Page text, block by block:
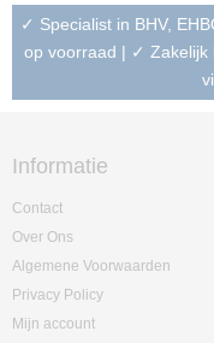
✓ Specialist in BHV,
op voorraad | ✓ Zakelijk
Informatie
Contact
Over Ons
Algemene Voorwaarden
Privacy Policy
Mijn account